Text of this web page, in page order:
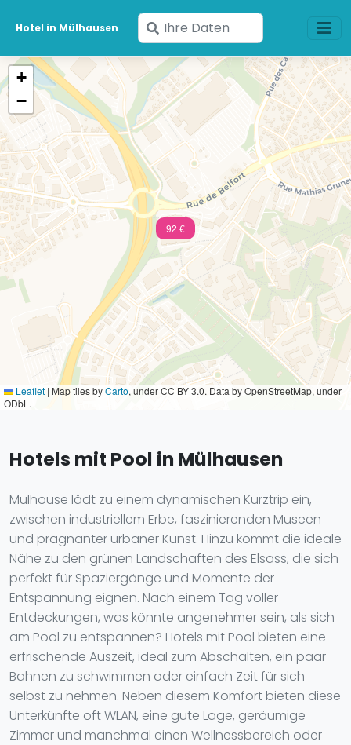
Hotel in Mülhausen
Geben
Sie
Ihre
Daten
ein
92 €
+
−
Leaflet | Map tiles byCarto, under CC BY 3.0. Data by OpenStreetMap, under
ODbL.
Hotels mit Pool in Mülhausen
Mulhouse lädt zu einem dynamischen Kurztrip ein,
zwischen industriellem Erbe, faszinierenden Museen
und prägnanter urbaner Kunst. Hinzu kommt die ideale
Nähe zu den grünen Landschaften des Elsass, die sich
perfekt für Spaziergänge und Momente der
Entspannung eignen. Nach einem Tag voller
Entdeckungen, was könnte angenehmer sein, als sich
am Pool zu entspannen? Hotels mit Pool bieten eine
erfrischende Auszeit, ideal zum Abschalten, ein paar
Bahnen zu schwimmen oder einfach Zeit für sich
selbst zu nehmen. Neben diesem Komfort bieten diese
Unterkünfte oft WLAN, eine gute Lage, geräumige
Zimmer und manchmal einen Wellnessbereich oder